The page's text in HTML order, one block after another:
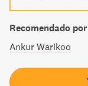
Recomendado por
Ankur Warikoo